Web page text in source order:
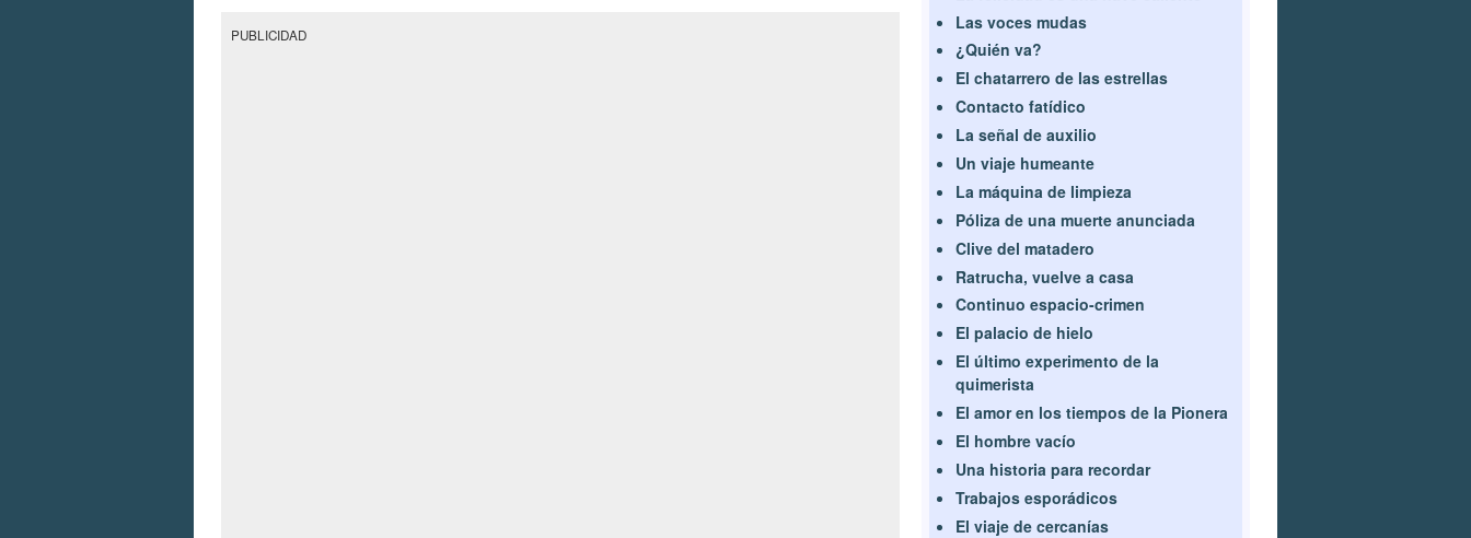
PUBLICIDAD
Las voces mudas
¿Quién va?
El chatarrero de las estrellas
Contacto fatídico
La señal de auxilio
Un viaje humeante
La máquina de limpieza
Póliza de una muerte anunciada
Clive del matadero
Ratrucha, vuelve a casa
Continuo espacio-crimen
El palacio de hielo
El último experimento de la
quimerista
El amor en los tiempos de la Pionera
El hombre vacío
Una historia para recordar
Trabajos esporádicos
El viaje de cercanías